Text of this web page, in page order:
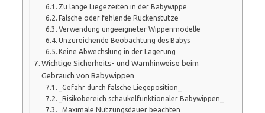
Zu lange Liegezeiten in der Babywippe
Falsche oder fehlende Rückenstütze
Verwendung ungeeigneter Wippenmodelle
Unzureichende Beobachtung des Babys
Keine Abwechslung in der Lagerung
Wichtige Sicherheits- und Warnhinweise beim
Gebrauch von Babywippen
_Gefahr durch falsche Liegeposition_
_Risikobereich schaukelfunktionaler Babywippen_
_Maximale Nutzungsdauer beachten_